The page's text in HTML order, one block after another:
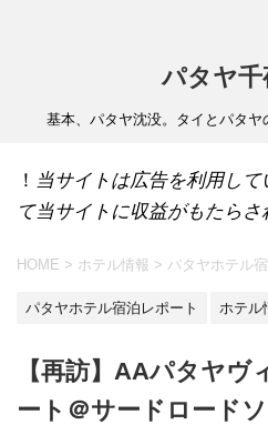
パタヤ千
基本、パタヤ沈没。タイとパタヤ
！ 当サイトは広告を利用し
て当サイトに収益がもたらさ
HOME > ホテル情報 > パタヤホテル
パタヤホテル宿泊レポート ホテル
【再訪】AAパタヤヴ
ート＠サードロード